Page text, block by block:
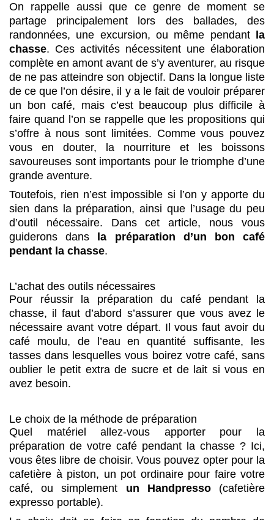
On rappelle aussi que ce genre de moment se
partage principalement lors des ballades, des
randonnées, une excursion, ou même pendant
la
chasse. Ces activités nécessitent une élaboration
complète en amont avant de s’y aventurer, au risque
de ne pas atteindre son objectif. Dans la longue liste
de ce que l’on désire, il y a le fait de vouloir préparer
un bon café, mais c’est beaucoup plus difficile à
faire quand l’on se rappelle que les propositions qui
s’offre à nous sont limitées. Comme vous pouvez
vous en douter, la nourriture et les boissons
savoureuses sont importants pour le triomphe d’une
grande aventure.
Toutefois, rien n’est impossible si l’on y apporte du
sien dans la préparation, ainsi que l’usage du peu
d’outil nécessaire. Dans cet article, nous vous
guiderons dans
la préparation d’un bon café
pendant la chasse.
L’achat des outils nécessaires
Pour réussir la préparation du café pendant la
chasse, il faut d’abord s’assurer que vous avez le
nécessaire avant votre départ. Il vous faut avoir du
café moulu, de l’eau en quantité suffisante, les
tasses dans lesquelles vous boirez votre café, sans
oublier le petit extra de sucre et de lait si vous en
avez besoin.
Le choix de la méthode de préparation
Quel matériel allez-vous apporter pour la
préparation de votre café pendant la chasse ? Ici,
vous êtes libre de choisir. Vous pouvez opter pour la
cafetière à piston, un pot ordinaire pour faire votre
café, ou simplement un Handpresso(cafetière
expresso portable).